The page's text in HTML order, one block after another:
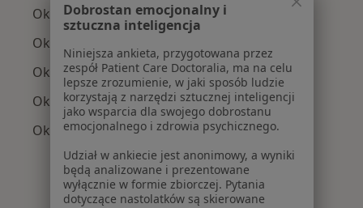
Okuliści z TU Zdrowie w Gdańsku
Okuliści z Medicover w Gdańsku
Okuliści z Allianz w Gdańsku
Okuliści z NFZ w Gdańsku
Okuliści z Świat Zdrowia w Gdańsku
Dobrostan emocjonalny i
sztuczna inteligencja
Niniejsza ankieta, przygotowana przez
zespół Patient Care Doctoralia, ma na celu
lepsze zrozumienie, w jaki sposób ludzie
korzystają z narzędzi sztucznej inteligencji
jako wsparcia dla swojego dobrostanu
emocjonalnego i zdrowia psychicznego.
Udział w ankiecie jest anonimowy, a wyniki
będą analizowane i prezentowane
wyłącznie w formie zbiorczej. Pytania
dotyczące nastolatków są skierowane